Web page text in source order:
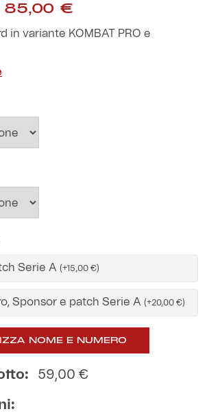
x Genoa
Store
85,00 €
prezzo:
in variante KOMBAT PRO e
Serie A (+15,00 €)
Sponsor e patch Serie A (+20,00 €)
NOME E NUMERO
59,00 €